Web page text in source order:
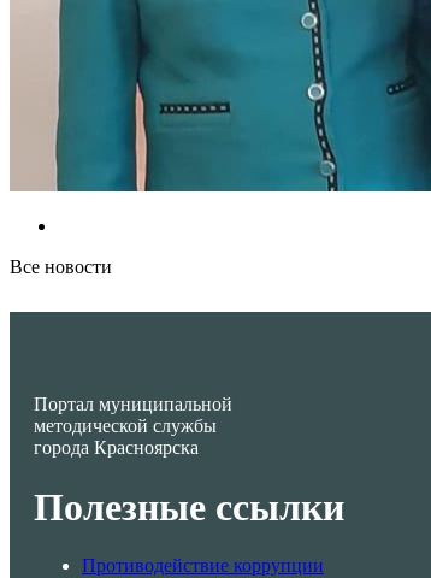
Все новости
Портал муниципальной
методической службы
города Красноярска
Полезные ссылки
Противодействие коррупции